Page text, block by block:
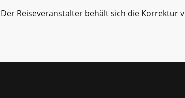
Der Reiseveranstalter behält sich die Korrektur